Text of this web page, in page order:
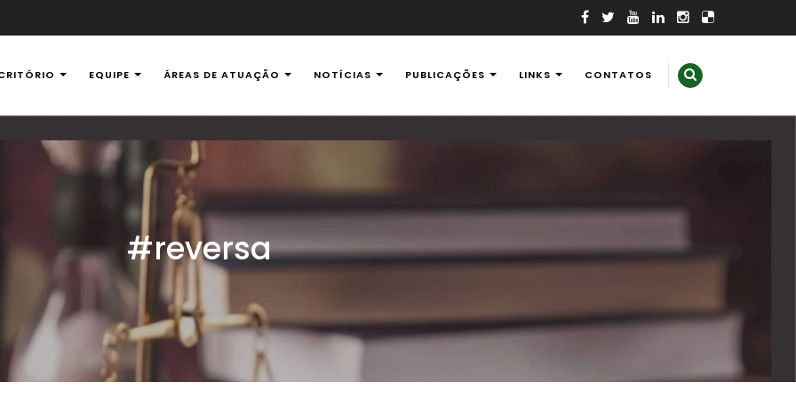
Ambiental
EQUIPE ÁREAS DE ATUAÇÃO NOTÍCIAS PUBLICAÇÕES LINKS CONTATOS
#reversa